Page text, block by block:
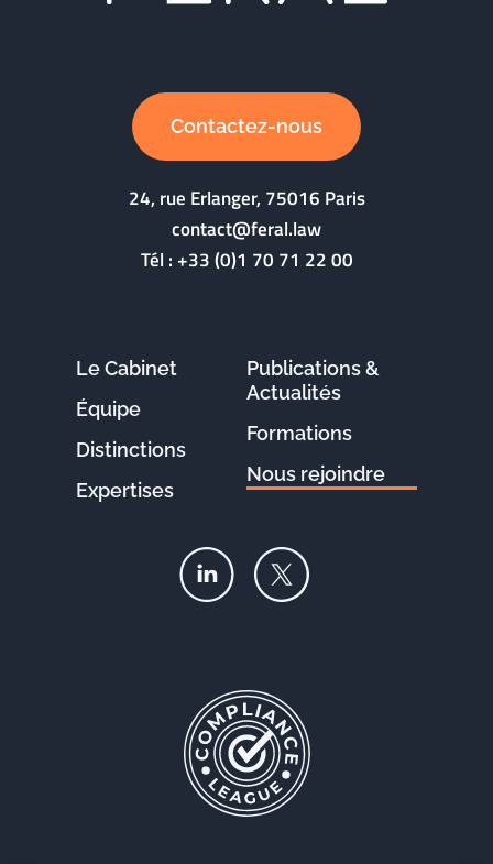
Contactez-nous
24, rue Erlanger, 75016 Paris
contact@feral.law
Tél :+33 (0)1 70 71 22 00
Le Cabinet
Équipe
Distinctions
Expertises
Publications &
Actualités
Formations
Nous rejoindre